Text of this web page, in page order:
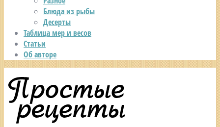
Блюда из рыбы
Десерты
Таблица мер и весов
Статьи
Об авторе